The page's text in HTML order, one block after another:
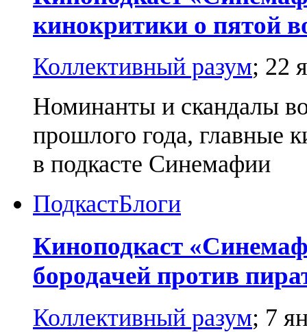
кинокритики о пятой
Коллективный разум; 22
Номинанты и скандалы
прошлого года, главные
в подкасте Синемафии
ПодкастБлоги
Киноподкаст
бородачей против
Коллективный разум; 7